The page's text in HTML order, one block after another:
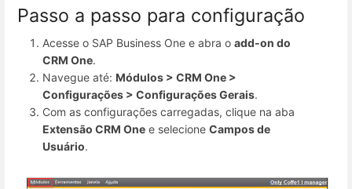
Passo a passo para configuração
Acesse o SAP Business One e abra o add-on do
CRM One.
Navegue até: Módulos > CRM One >
Configurações > Configurações Gerais.
Com as configurações carregadas, clique na aba
Extensão CRM One e selecione Campos de
Usuário.